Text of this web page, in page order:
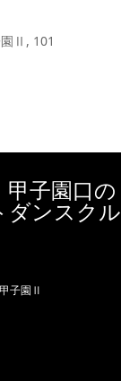
Ⅱ, 101
子園口の
ダンスクル
子園Ⅱ